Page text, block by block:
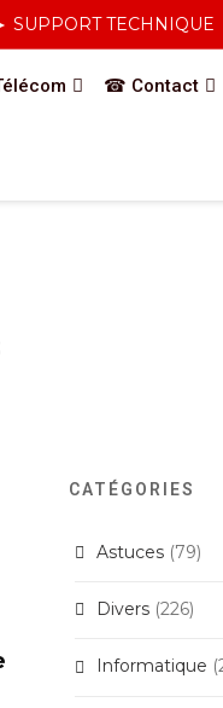
SUPPORT TECHNIQUE
☎ Contact
CATÉGORIES
Astuces (79)
Divers (226)
Informatique